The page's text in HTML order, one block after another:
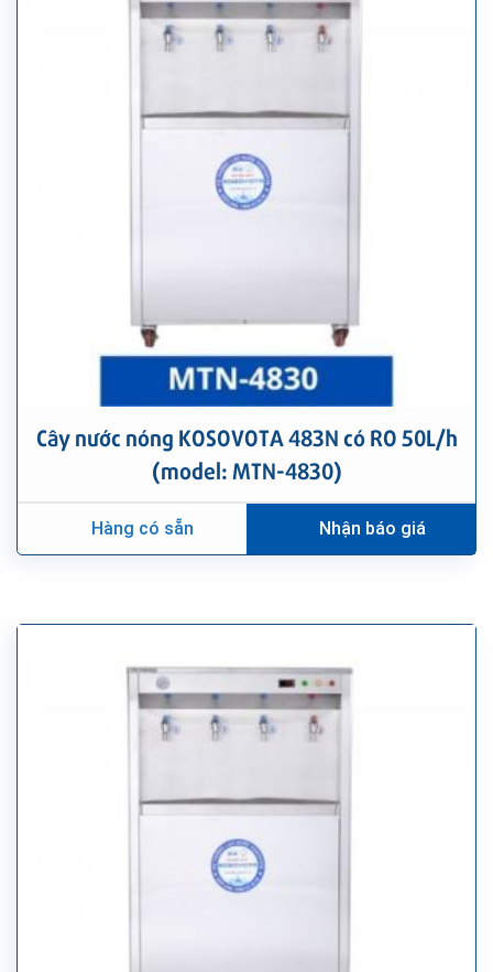
Cây nước nóng KOSOVOTA 483N có RO 50L/h
(model: MTN-4830)
Hàng có sẵn Nhận báo giá